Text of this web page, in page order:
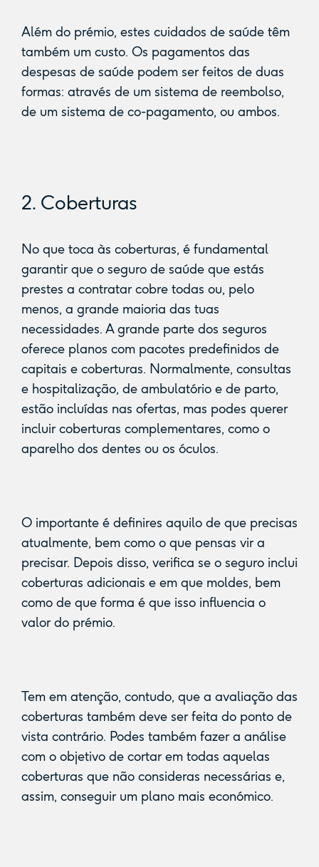
Além do prémio, estes cuidados de saúde têm
também um custo. Os pagamentos das
despesas de saúde podem ser feitos de duas
formas: através de um sistema de reembolso,
de um sistema de co-pagamento, ou ambos.
2. Coberturas
No que toca às coberturas, é fundamental
garantir que o seguro de saúde que estás
prestes a contratar cobre todas ou, pelo
menos, a grande maioria das tuas
necessidades. A grande parte dos seguros
oferece planos com pacotes predefinidos de
capitais e coberturas. Normalmente, consultas
e hospitalização, de ambulatório e de parto,
estão incluídas nas ofertas, mas podes querer
incluir coberturas complementares, como o
aparelho dos dentes ou os óculos.
O importante é definires aquilo de que precisas
atualmente, bem como o que pensas vir a
precisar. Depois disso, verifica se o seguro inclui
coberturas adicionais e em que moldes, bem
como de que forma é que isso influencia o
valor do prémio.
Tem em atenção, contudo, que a avaliação das
coberturas também deve ser feita do ponto de
vista contrário. Podes também fazer a análise
com o objetivo de cortar em todas aquelas
coberturas que não consideras necessárias e,
assim, conseguir um plano mais económico.